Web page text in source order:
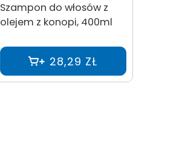
Szampon do włosów z
olejem z konopi, 400ml
28,29 ZŁ